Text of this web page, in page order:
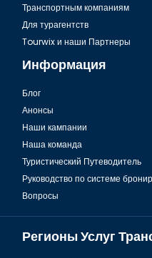
Транспортным компаниям
Для турагентств
Tourwix и наши Партнеры
Информация
Блог
Анонсы
Наши кампании
Наша команда
Туристический Путеводитель
Руководство по системе
Вопросы
Регионы Услуг